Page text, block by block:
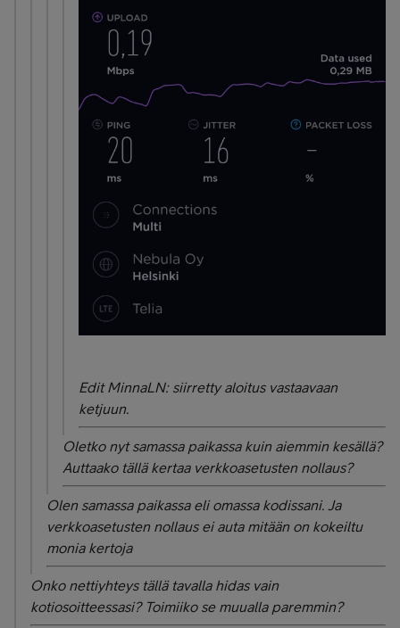
Edit MinnaLN: siirretty aloitus vastaavaan
ketjuun.
Oletko nyt samassa paikassa kuin aiemmin kesällä?
Auttaako tällä kertaa verkkoasetusten nollaus?
Olen samassa paikassa eli omassa kodissani. Ja
verkkoasetusten nollaus ei auta mitään on kokeiltu
monia kertoja
Onko nettiyhteys tällä tavalla hidas vain
kotiosoitteessasi? Toimiiko se muualla paremmin?